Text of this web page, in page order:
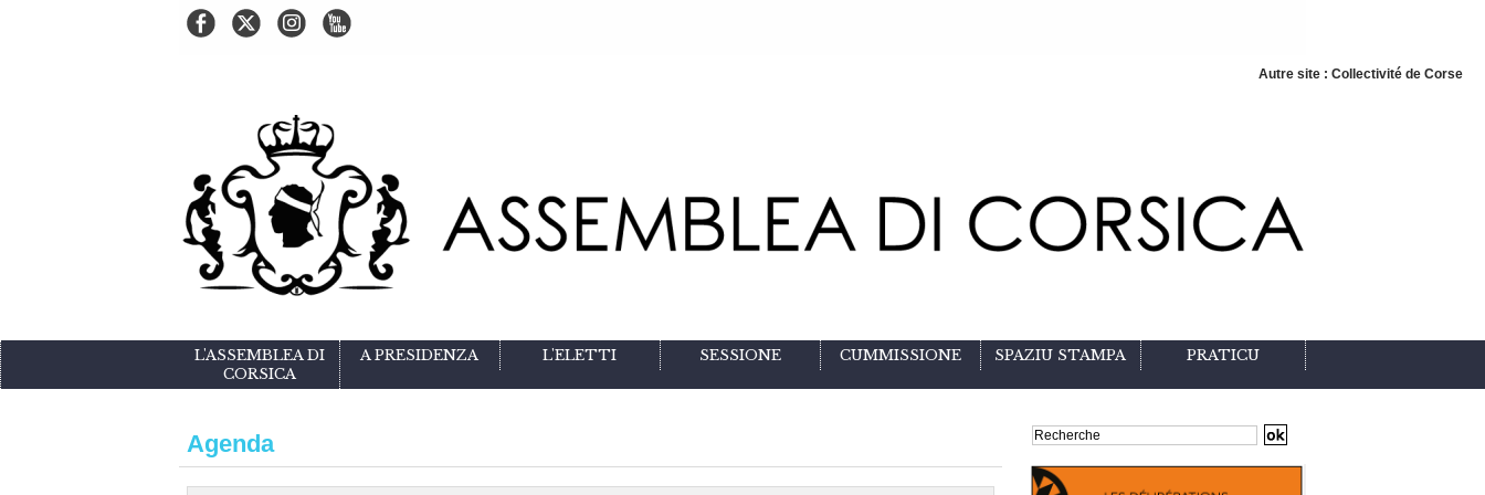
Autre site : Collectivité de Corse
L'ASSEMBLEA DI
CORSICA
A PRESIDENZA L'ELETTI SESSIONE CUMMISSIONE SPAZIU STAMPA PRATICU
Agenda